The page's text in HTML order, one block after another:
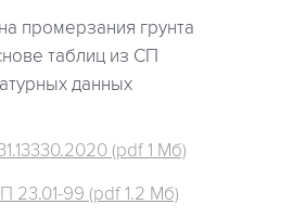
промерзания грунта
таблиц из СП
данных
(pdf 1 Мб)
23.01-99 (pdf 1.2 Мб)